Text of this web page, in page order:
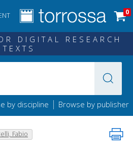
0
DIGITAL RESEARCH
TEXTS
by discipline | Browse by publisher
Fabio